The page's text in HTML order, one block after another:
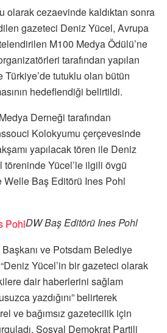
olarak cezaevinde kaldıktan sonra
gazeteci Deniz Yücel, Avrupa
M100 Medya Ödülü’ne
tarafından yapılan
Türkiye’de tutuklu olan bütün
hedeflendiği belirtildi.
Derneği tarafından
Kolokyumu çerçevesinde
yapılacak tören ile Deniz
töreninde Yücel’le ilgili övgü
Welle Baş Editörü Ines Pohl
DW Baş Editörü Ines Pohl
ve Potsdam Belediye
Yücel’in bir gazeteci olarak
dair haberlerini sağlam
yazdığını” belirterek
ve bağımsız gazetecilik için
Sosyal Demokrat Partili